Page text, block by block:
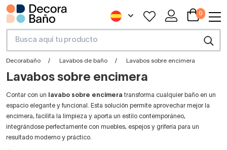
0
Decorabaño Lavabos de baño Lavabos sobre encimera
Lavabos sobre encimera
Contar con un lavabo sobre encimera transforma cualquier baño en un
espacio elegante y funcional. Esta solución permite aprovechar mejor la
encimera, facilita la limpieza y aporta un estilo contemporáneo,
integrándose perfectamente con muebles, espejos y grifería para un
resultado moderno y práctico.